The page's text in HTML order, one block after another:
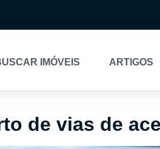
IMÓVEIS ARTIGOS
de vias de